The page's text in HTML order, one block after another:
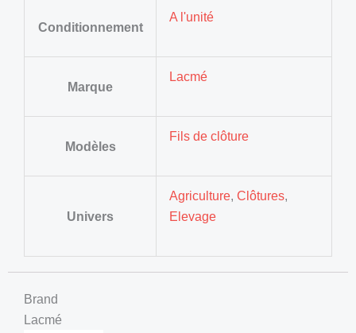
Conditionnement
A l'unité
Marque
Lacmé
Modèles
Fils de clôture
Univers
Agriculture,Clôtures,
Elevage
Brand
Lacmé